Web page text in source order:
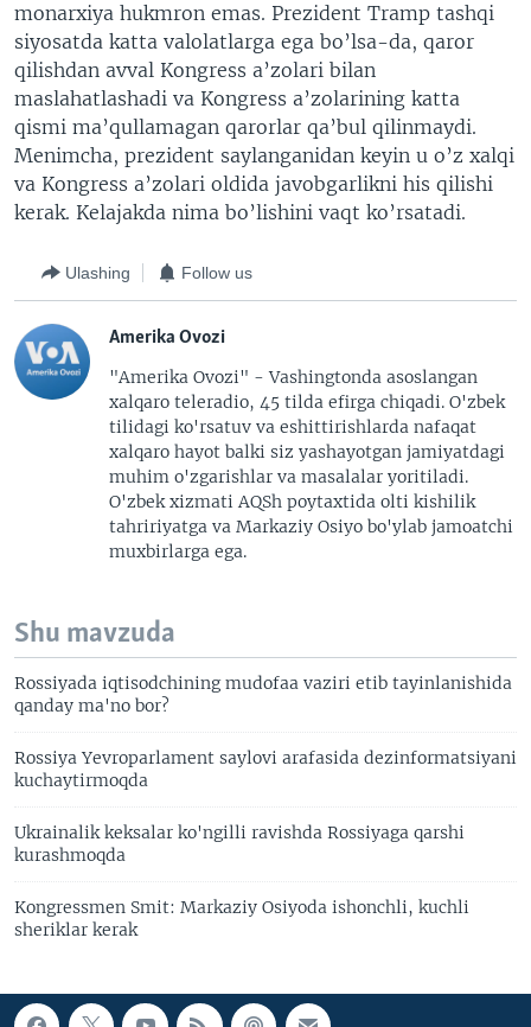
monarxiya hukmron emas. Prezident Tramp tashqi
siyosatda katta valolatlarga ega bo’lsa-da, qaror
qilishdan avval Kongress a’zolari bilan
maslahatlashadi va Kongress a’zolarining katta
qismi ma’qullamagan qarorlar qa’bul qilinmaydi.
Menimcha, prezident saylanganidan keyin u o’z xalqi
va Kongress a’zolari oldida javobgarlikni his qilishi
kerak. Kelajakda nima bo’lishini vaqt ko’rsatadi.
Ulashing Follow us
Amerika Ovozi
"Amerika Ovozi" - Vashingtonda asoslangan
xalqaro teleradio, 45 tilda efirga chiqadi. O'zbek
tilidagi ko'rsatuv va eshittirishlarda nafaqat
xalqaro hayot balki siz yashayotgan jamiyatdagi
muhim o'zgarishlar va masalalar yoritiladi.
O'zbek xizmati AQSh poytaxtida olti kishilik
tahririyatga va Markaziy Osiyo bo'ylab jamoatchi
muxbirlarga ega.
Shu mavzuda
Rossiyada iqtisodchining mudofaa vaziri etib tayinlanishida
qanday ma'no bor?
Rossiya Yevroparlament saylovi arafasida dezinformatsiyani
kuchaytirmoqda
Ukrainalik keksalar ko'ngilli ravishda Rossiyaga qarshi
kurashmoqda
Kongressmen Smit: Markaziy Osiyoda ishonchli, kuchli
sheriklar kerak